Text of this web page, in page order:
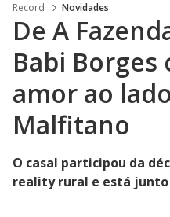
Record Novidades
De A
Babi Borges
amor ao
Malfitano
O casal participou da
reality rural e está junto